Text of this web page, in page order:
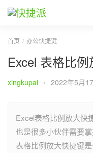
首页 办公快捷键
Excel 表格比例
xingkupai • 2022年5月
Excel表格比例放大快
也是很多小伙伴需要
表格比例放大快捷键